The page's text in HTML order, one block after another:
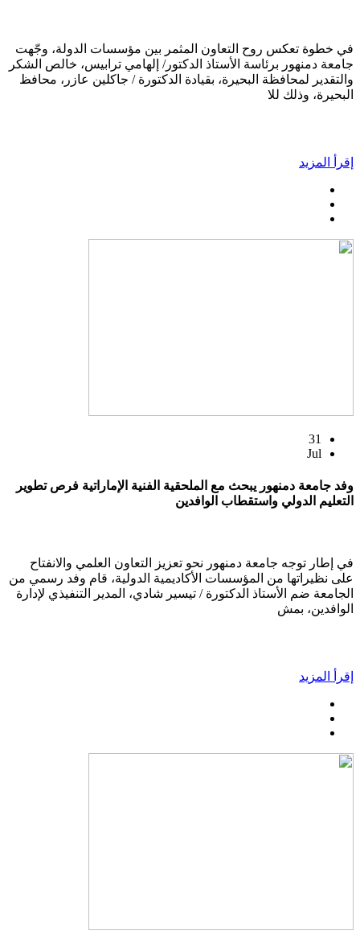
في خطوة تعكس روح التعاون المثمر بين مؤسسات الدولة، وجّهت
جامعة دمنهور برئاسة الأستاذ الدكتور/ إلهامي ترابيس، خالص الشكر
والتقدير لمحافظة البحيرة، بقيادة الدكتورة / جاكلين عازر، محافظ
البحيرة، وذلك للا
إقرأ المزيد
31
Jul
وفد جامعة دمنهور يبحث مع الملحقية الفنية الإماراتية فرص تطوير
التعليم الدولي واستقطاب الوافدين
في إطار توجه جامعة دمنهور نحو تعزيز التعاون العلمي والانفتاح
على نظيراتها من المؤسسات الأكاديمية الدولية، قام وفد رسمي من
الجامعة ضم الأستاذ الدكتورة / تيسير شادي، المدير التنفيذي لإدارة
الوافدين، بمش
إقرأ المزيد